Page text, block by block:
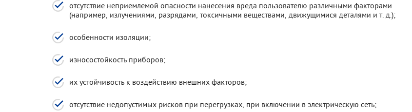
отсутствие неприемлемой опасности нанесения вреда пользователю различными факторами
(например, излучениями, разрядами, токсичными веществами, движущимися деталями и т. д.);
особенности изоляции;
износостойкость приборов;
их устойчивость к воздействию внешних факторов;
отсутствие недопустимых рисков при перегрузках, при включении в электрическую сеть;